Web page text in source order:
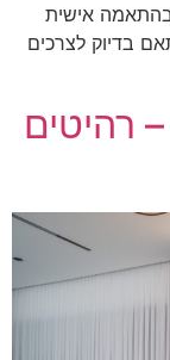
אישית
לצרכים